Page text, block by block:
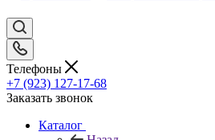
Телефоны
+7 (923) 127-17-68
Заказать звонок
Каталог